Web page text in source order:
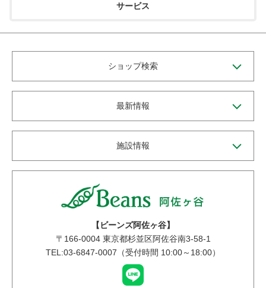
サービス
ショップ検索
最新情報
施設情報
【ビーンズ阿佐ヶ谷】
〒 166-0004東京都杉並区阿佐谷南3-58-1
TEL:03-6847-0007（受付時間 10:00～18:00）